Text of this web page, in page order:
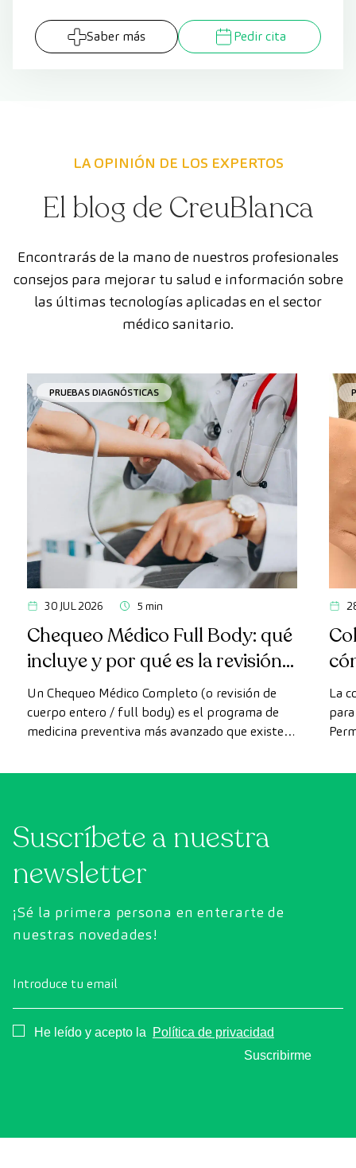
Saber más Pedir cita
LA OPINIÓN DE LOS EXPERTOS
El blog de CreuBlanca
Encontrarás de la mano de nuestros profesionales
consejos para mejorar tu salud e información sobre
las últimas tecnologías aplicadas en el sector
médico sanitario.
PRUEBAS DIAGNÓSTICAS
30 JUL 2026 5 min
Chequeo Médico Full Body: qué
incluye y por qué es la revisión
más avanzada
Un Chequeo Médico Completo (o revisión de
cuerpo entero / full body) es el programa de
medicina preventiva más avanzado que existe
convencionales, este chequeo utiliza la
exhaustiva el estado de los órganos vitales, el
sistema vascular y el cerebro antes de que
aparezcan los primeros síntomas.
La
Suscríbete a nuestra
newsletter
¡Sé la primera persona en enterarte de
nuestras novedades!
Introduce tu email
Consentimiento
He leído y acepto la
Política de privacidad
Suscribirme